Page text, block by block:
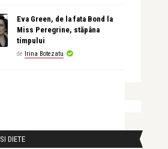
Eva Green, de la fata Bond la
Miss Peregrine, stăpâna
timpului
de Irina Botezatu
DIETE